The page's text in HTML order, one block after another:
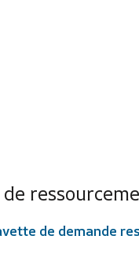
de demande